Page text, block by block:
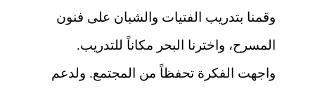
وقمنا بتدريب الفتيات والشبان على فنون
المسرح، واخترنا البحر مكاناً للتدريب.
واجهت الفكرة تحفظاً من المجتمع. ولدعم